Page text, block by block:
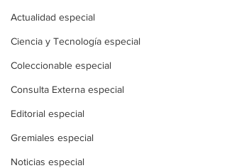
Actualidad especial
Ciencia y Tecnología especial
Coleccionable especial
Consulta Externa especial
Editorial especial
Gremiales especial
Noticias especial